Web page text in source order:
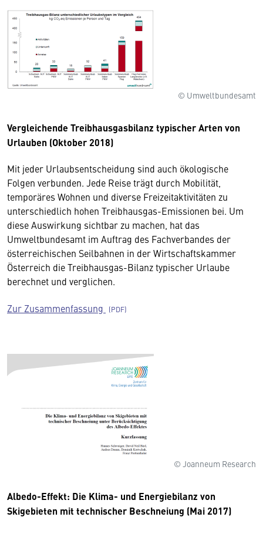
© Umweltbundesamt
Vergleichende Treibhausgasbilanz typischer Arten von
Urlauben (Oktober 2018)
Mit jeder Urlaubsentscheidung sind auch ökologische
Folgen verbunden. Jede Reise trägt durch Mobilität,
temporäres Wohnen und diverse Freizeitaktivitäten zu
unterschiedlich hohen Treibhausgas-Emissionen bei. Um
diese Auswirkung sichtbar zu machen, hat das
Umweltbundesamt im Auftrag des Fachverbandes der
österreichischen Seilbahnen in der Wirtschaftskammer
Österreich die Treibhausgas-Bilanz typischer Urlaube
berechnet und verglichen.
Zur Zusammenfassung
© Joanneum Research
Albedo-Effekt: Die Klima- und Energiebilanz von
Skigebieten mit technischer Beschneiung (Mai 2017)